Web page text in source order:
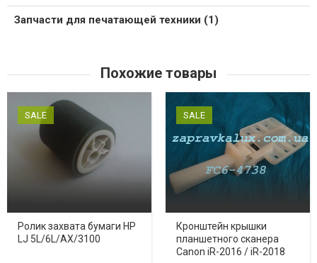
Запчасти для печатающей техники (1)
Похожие товары
SALE
Ролик захвата бумаги HP
LJ 5L/6L/AX/3100
SALE
Кронштейн крышки
планшетного сканера
Canon iR-2016 / iR-2018